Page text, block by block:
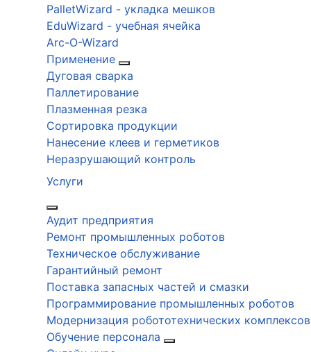
PalletWizard - укладка мешков
EduWizard - учебная ячейка
Arc-O-Wizard
Применение
Дуговая сварка
Паллетирование
Плазменная резка
Сортировка продукции
Нанесение клеев и герметиков
Неразрушающий контроль
Услуги
Аудит предприятия
Ремонт промышленных роботов
Техническое обслуживание
Гарантийный ремонт
Поставка запасных частей и смазки
Программирование промышленных роботов
Модернизация робототехнических комплексов
Обучение персонала